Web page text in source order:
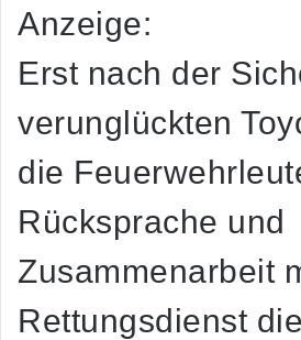
Anzeige:
Erst nach der
verunglückten
die
Rücksprache und
Zusammenarbeit
Rettungsdienst die